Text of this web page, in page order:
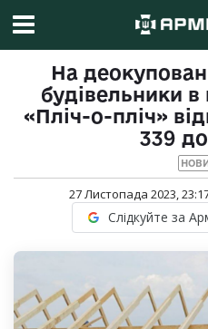
На
будівельники
«Пліч-о-пліч»
339
27 Листопада 2023,
Слідкуйте за